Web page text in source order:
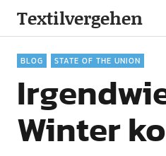
Textilvergehen
BLOG STATE OF THE UNION
Winter